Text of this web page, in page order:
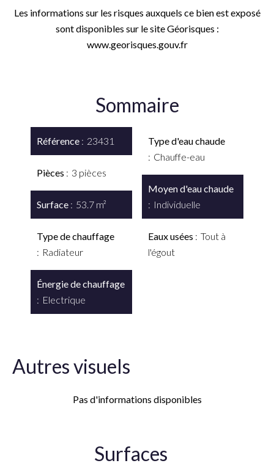
Les informations sur les risques auxquels ce bien est exposé
sont disponibles sur le site Géorisques :
www.georisques.gouv.fr
Sommaire
Référence 23431
Pièces 3 pièces
Surface 53.7 m²
Type de chauffage
Radiateur
Énergie de chauffage
Electrique
Type d'eau chaude
Chauffe-eau
Moyen d'eau chaude
Individuelle
Eaux usées
Tout à
l'égout
Autres visuels
Pas d'informations disponibles
Surfaces